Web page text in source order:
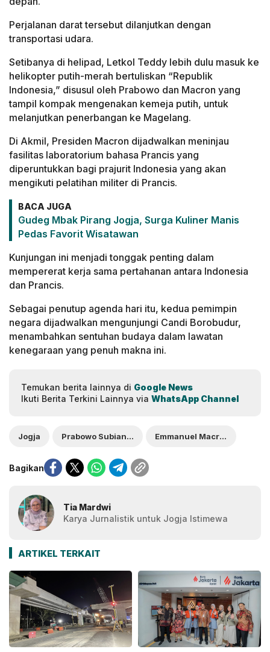
Perjalanan darat tersebut dilanjutkan dengan
transportasi udara.
Setibanya di helipad, Letkol Teddy lebih dulu masuk ke
helikopter putih-merah bertuliskan “Republik
Indonesia,” disusul oleh Prabowo dan Macron yang
tampil kompak mengenakan kemeja putih, untuk
melanjutkan penerbangan ke Magelang.
Di Akmil, Presiden Macron dijadwalkan meninjau
fasilitas laboratorium bahasa Prancis yang
diperuntukkan bagi prajurit Indonesia yang akan
mengikuti pelatihan militer di Prancis.
BACA JUGA
Gudeg Mbak Pirang Jogja, Surga Kuliner Manis
Pedas Favorit Wisatawan
Kunjungan ini menjadi tonggak penting dalam
mempererat kerja sama pertahanan antara Indonesia
dan Prancis.
Sebagai penutup agenda hari itu, kedua pemimpin
negara dijadwalkan mengunjungi Candi Borobudur,
menambahkan sentuhan budaya dalam lawatan
kenegaraan yang penuh makna ini.
Temukan berita lainnya di Google News
Ikuti Berita Terkini Lainnya via WhatsApp Channel
Jogja Prabowo Subianto Emmanuel Macron
Bagikan
Tia Mardwi
Karya Jurnalistik untuk Jogja Istimewa
ARTIKEL TERKAIT